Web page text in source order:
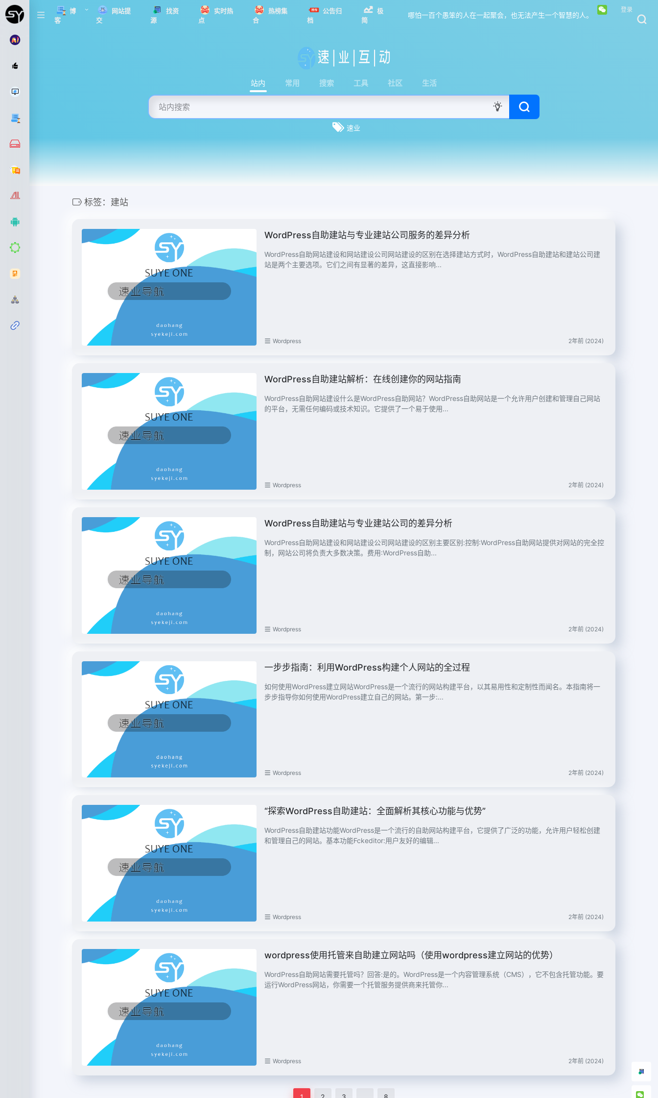
博
客
网站提
交
找资
源
实时热
点
热榜集
合
公告归
档
极
简
哪怕一百个愚笨的人在一起聚会，也无法产生一个智慧的人。
登录
站内 常用 搜索 工具 社区 生活
速业
标签：建站
WordPress自助建站与专业建站公司服务的差异分析
WordPress自助网站建设和网站建设公司网站建设的区别在选择建站方式时，WordPress自助建站和建站公司建
站是两个主要选项。它们之间有显著的差异，这直接影响...
Wordpress 2年前 (2024)
WordPress自助建站解析：在线创建你的网站指南
WordPress自助网站建设什么是WordPress自助网站？WordPress自助网站是一个允许用户创建和管理自己网站
的平台，无需任何编码或技术知识。它提供了一个易于使用...
Wordpress 2年前 (2024)
WordPress自助建站与专业建站公司的差异分析
WordPress自助网站建设和网站建设公司网站建设的区别主要区别:控制:WordPress自助网站提供对网站的完全控
制，网站公司将负责大多数决策。费用:WordPress自助...
Wordpress 2年前 (2024)
一步步指南：利用WordPress构建个人网站的全过程
如何使用WordPress建立网站WordPress是一个流行的网站构建平台，以其易用性和定制性而闻名。本指南将一
步步指导你如何使用WordPress建立自己的网站。第一步:...
Wordpress 2年前 (2024)
“探索WordPress自助建站：全面解析其核心功能与优势”
WordPress自助建站功能WordPress是一个流行的自助网站构建平台，它提供了广泛的功能，允许用户轻松创建
和管理自己的网站。基本功能Fckeditor:用户友好的编辑...
Wordpress 2年前 (2024)
wordpress使用托管来自助建立网站吗（使用wordpress建立网站的优势）
WordPress自助网站需要托管吗？回答:是的。WordPress是一个内容管理系统（CMS），它不包含托管功能。要
运行WordPress网站，你需要一个托管服务提供商来托管你...
Wordpress 2年前 (2024)